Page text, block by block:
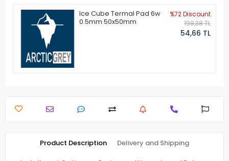
Ice Cube Termal Pad 6w
0.5mm 50x50mm
%72 Discount
198,38 TL
54,66 TL
Product Description Delivery and Shipping